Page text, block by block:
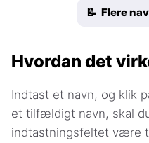
📝 Flere
Hvordan det
Indtast et navn, og klik
et tilfældigt navn, skal
indtastningsfeltet være